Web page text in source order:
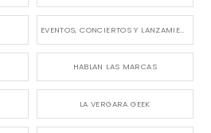
EVENTOS, CONCIERTOS Y LANZAMIENTOS
HABLAN LAS MARCAS
LA VERGARA GEEK